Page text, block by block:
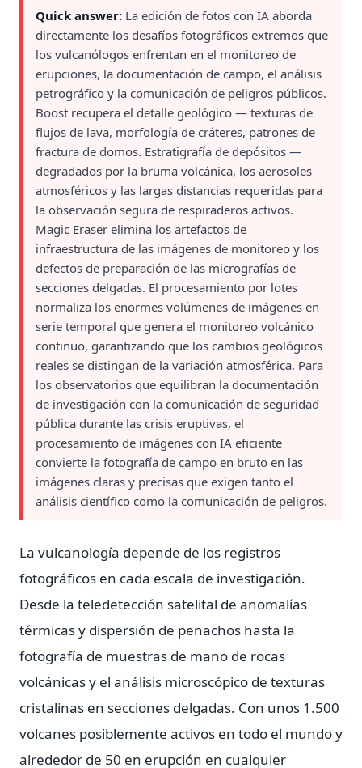
Quick answer: La edición de fotos con IA aborda
directamente los desafíos fotográficos extremos que
los vulcanólogos enfrentan en el monitoreo de
erupciones, la documentación de campo, el análisis
petrográfico y la comunicación de peligros públicos.
Boost recupera el detalle geológico — texturas de
flujos de lava, morfología de cráteres, patrones de
fractura de domos. Estratigrafía de depósitos —
degradados por la bruma volcánica, los aerosoles
atmosféricos y las largas distancias requeridas para
la observación segura de respiraderos activos.
Magic Eraser elimina los artefactos de
infraestructura de las imágenes de monitoreo y los
defectos de preparación de las micrografías de
secciones delgadas. El procesamiento por lotes
normaliza los enormes volúmenes de imágenes en
serie temporal que genera el monitoreo volcánico
continuo, garantizando que los cambios geológicos
reales se distingan de la variación atmosférica. Para
los observatorios que equilibran la documentación
de investigación con la comunicación de seguridad
pública durante las crisis eruptivas, el
procesamiento de imágenes con IA eficiente
convierte la fotografía de campo en bruto en las
imágenes claras y precisas que exigen tanto el
análisis científico como la comunicación de peligros.
La vulcanología depende de los registros
fotográficos en cada escala de investigación.
Desde la teledetección satelital de anomalías
térmicas y dispersión de penachos hasta la
fotografía de muestras de mano de rocas
volcánicas y el análisis microscópico de texturas
cristalinas en secciones delgadas. Con unos 1.500
volcanes posiblemente activos en todo el mundo y
alrededor de 50 en erupción en cualquier